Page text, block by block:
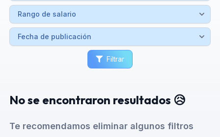
Filtrar
No se encontraron resultados 😥
Te recomendamos eliminar algunos filtros